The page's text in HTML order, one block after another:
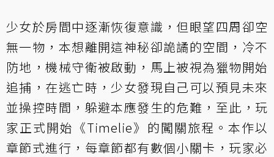
少女於房間中逐漸恢復意識，但眼望四周卻空
無一物，本想離開這神秘卻詭譎的空間，冷不
防地，機械守衛被啟動，馬上被視為獵物開始
追捕，在逃亡時，少女發現自己可以預見未來
並操控時間，躲避本應發生的危難，至此，玩
家正式開始《Timelie》的闖關旅程。本作以
章節式進行，每章節都有數個小關卡，玩家必